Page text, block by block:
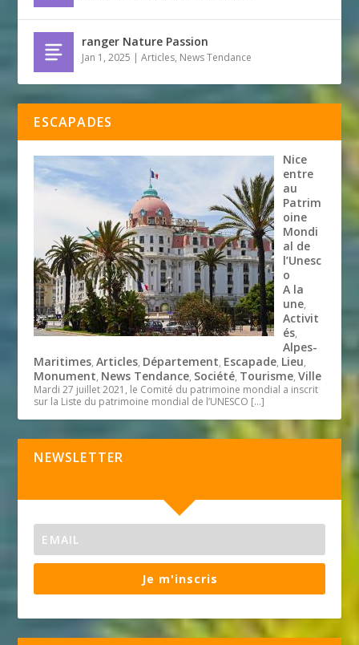
ranger Nature Passion
Jan 1, 2025 |Articles, News Tendance
ESCAPADES
Nice
entre
au
Patrim
oine
Mondi
al de
l’Unesc
o
A la
une,
Activit
és,
Alpes-
Maritimes,Articles, Département, Escapade, Lieu,
Monument, News Tendance, Société, Tourisme,Ville
Mardi 27 juillet 2021, le Comité du patrimoine mondial a inscrit
sur la Liste du patrimoine mondial de l’UNESCO […]
NEWSLETTER
Je m'inscris